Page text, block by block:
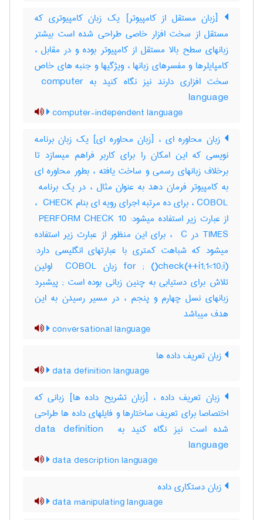
[زبان مستقل از کامپیوتر] یک زبان کامپیوتری که
مستقل از سخت افزار خاصی طراحی شده است بیشتر
زبانهای سطح بالا مستقل از کامپیوتر بوده و در مقابل ،
کامپایلرها و مفسرهای زبانها ، ویژگیها و جنبه های خاص
سخت افزاری دارند نیز نگاه کنید به ‎ computer
language
computer-independent language
زبان محاوره ای ، [زبان محاوره ای] یک زبان برنامه
نویسی که این امکان را برای کاربر فراهم میسازد تا
برخلاف زبانهای رسمی و ساخت یافته ، بطور محاوره ای
COBOL ، برای ده مرتبه اجرای رویه ای بنام ‎ CHECK ،
از عبارت زیر استفاده میشود: ‎ PERFORM CHECK 10
TIMES در ‎ C ، برای این منظور از عبارت زیر استفاده
میشود که شباهت کمتری با عبارتهای انگلیسی دارد:
(‎i1;1<10;i++)‎for ‎; ()‎check زبان ‎ COBOL اولین
تلاش برای دستیابی به چنین زبانی بوده است‎ ; پیشبرد
زبانهای نسل چهارم و پنجم ، در مسیر رسیدن به این
هدف میباشد
conversational language
زبان تعریف داده ها
data definition language
زبان تعریف داده ، [زبان تشریح داده ها] زبانی که
اختصاصا برای تعریف ساختارها و فایلهای داده ها طراحی
شده است نیز نگاه کنید به ‎data definition ‎
language
data description language
زبان دستکاری داده
data manipulating language